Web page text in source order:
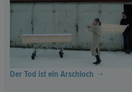
Der Tod ist ein Arschloch